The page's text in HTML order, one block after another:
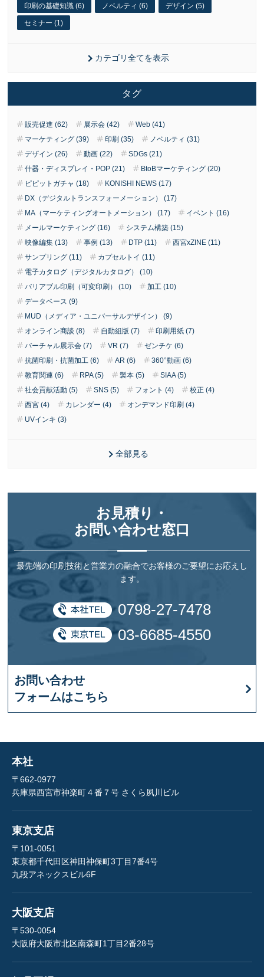
印刷の基礎知識 (6) ノベルティ (6) デザイン (5)
セミナー (1)
カテゴリ全てを表示
タグ
販売促進 (62) 展示会 (42)
Web (41)
マーケティング (39)
印刷 (35)
ノベルティ (31)
デザイン (26)
動画 (22)
SDGs (21)
什器・ディスプレイ・POP (21)
BtoBマーケティング (20)
ピピットガチャ (18)
KONISHI NEWS (17)
DX（デジタルトランスフォーメーション） (17)
MA（マーケティングオートメーション） (17)
イベント (16)
メールマーケティング (16)
システム構築 (15)
映像編集 (13)
事例 (13) DTP (11)
西宮xZINE (11)
サンプリング (11)
カプセルトイ (11)
電子カタログ（デジタルカタログ） (10)
バリアブル印刷（可変印刷） (10)
加工 (10)
データベース (9)
MUD（メディア・ユニバーサルデザイン） (9)
オンライン商談 (8)
自動組版 (7)
印刷用紙 (7)
バーチャル展示会 (7)
VR (7)
ゼンチケ (6)
抗菌印刷・抗菌加工 (6)
AR (6)
360°動画 (6)
教育関連 (6)
RPA (5) 製本 (5)
SIAA (5)
社会貢献活動 (5)
SNS (5) フォント (4)
校正 (4)
西宮 (4)
カレンダー (4)
オンデマンド印刷 (4)
UVインキ (3)
全部見る
お見積り・
お問い合わせ窓口
最先端の印刷技術と営業力の融合でお客様のご要望にお応えし
ます。
0798-27-7478
03-6685-4550
お問い合わせ
フォームはこちら
本社
〒662-0977
兵庫県西宮市神楽町４番７号 さくら夙川ビル
東京支店
〒101-0051
東京都千代田区神田神保町3丁目7番4号
九段アネックスビル6F
大阪支店
〒530-0054
大阪府大阪市北区南森町1丁目2番28号